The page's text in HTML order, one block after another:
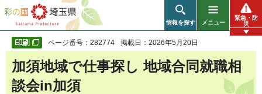
彩の国 埼玉県
情報を探す メニュー
緊急・防
災
ページ番号：282774 掲載日：2026年5月20日
加須地域で仕事探し 地域合同就職相
談会in加須